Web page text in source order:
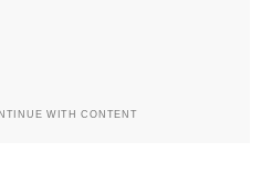
WITH CONTENT